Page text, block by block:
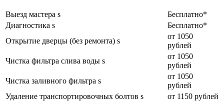
Выезд мастера s
Бесплатно*
Диагностика s
Бесплатно*
Открытие дверцы (без ремонта) s
от 1050
рублей
Чистка фильтра слива воды s
от 1050
рублей
Чистка заливного фильтра s
от 1050
рублей
Удаление транспортировочных болтов s
от 1150 рублей